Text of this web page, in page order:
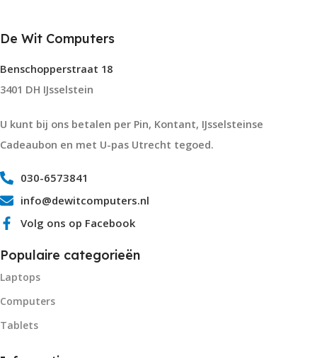
De Wit Computers
Benschopperstraat 18
3401 DH IJsselstein
U kunt bij ons betalen per Pin, Kontant, IJsselsteinse
Cadeaubon en met U-pas Utrecht tegoed.
030-6573841
info@dewitcomputers.nl
Volg ons op Facebook
Populaire categorieën
Laptops
Computers
Tablets